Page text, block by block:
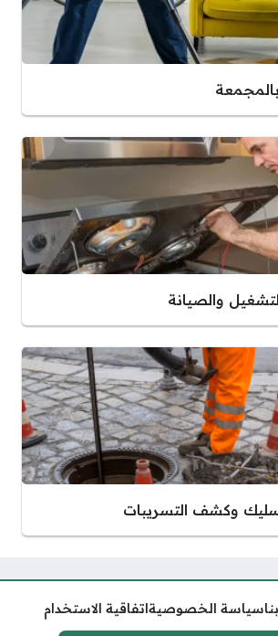
والصيانة
وكشف التسريبات
سياسة الخصوصيةاتفاقية الاستخدام